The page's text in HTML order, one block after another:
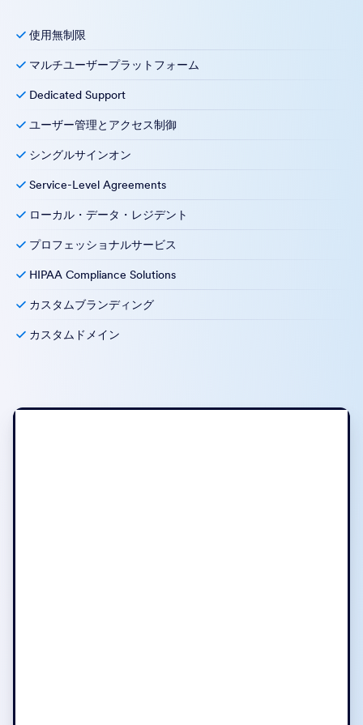
使用無制限
マルチユーザープラットフォーム
Dedicated Support
ユーザー管理とアクセス制御
シングルサインオン
Service-Level Agreements
ローカル・データ・レジデント
プロフェッショナルサービス
HIPAA Compliance Solutions
カスタムブランディング
カスタムドメイン